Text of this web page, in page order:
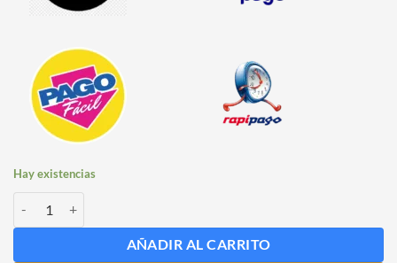
Hay existencias
AÑADIR AL CARRITO